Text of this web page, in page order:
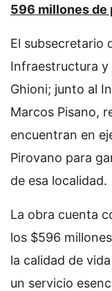
596 millones de
El subsecretario
Infraestructura y
Ghioni; junto al
Marcos Pisano,
encuentran en
Pirovano para
de esa localidad.
La obra cuenta
los $596
la calidad de
un servicio